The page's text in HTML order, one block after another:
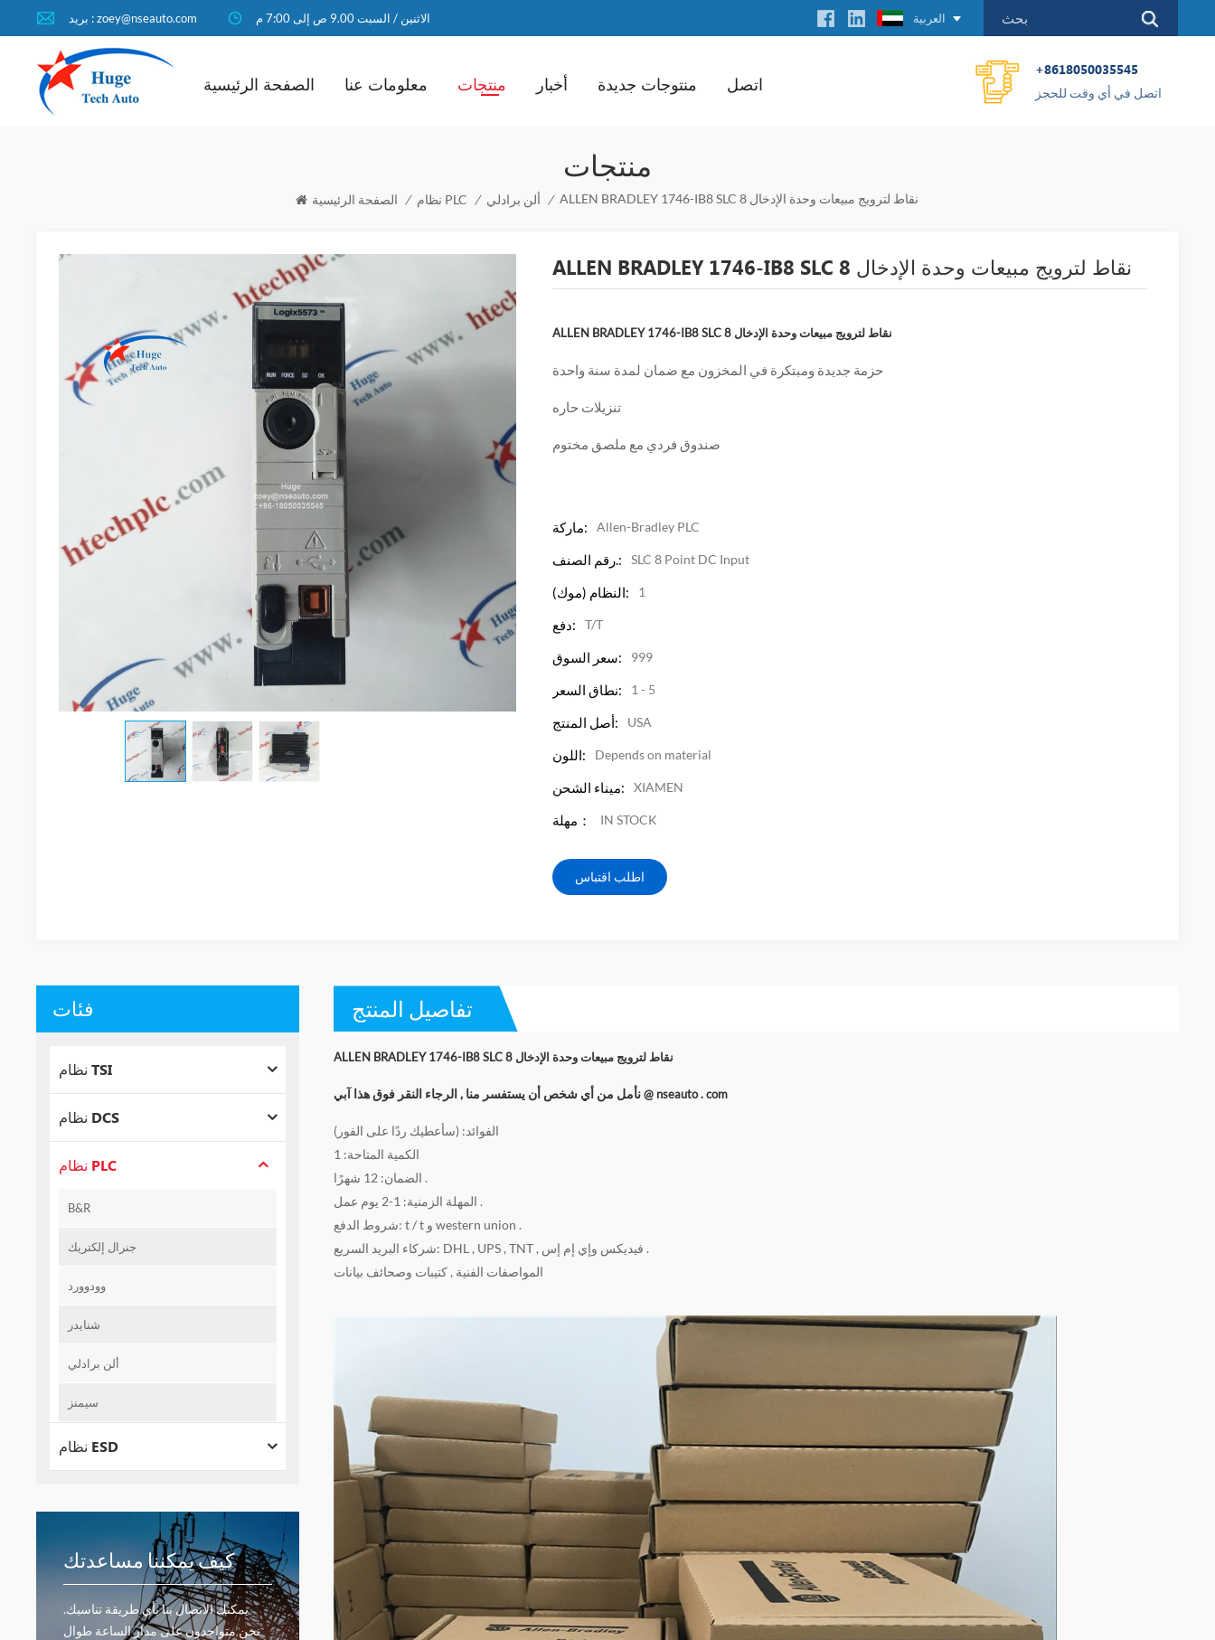
بريد : zoey@nseauto.com الاثنين / السبت 9.00 ص إلى 7:00 م العربية
الصفحة الرئيسية معلومات عنا منتجات أخبار منتوجات جديدة اتصل
+8618050035545
اتصل في أي وقت للحجز
منتجات
الصفحة الرئيسية / نظام PLC / ألن برادلي / ALLEN BRADLEY 1746-IB8 SLC 8 نقاط لترويج مبيعات وحدة الإدخال
ALLEN BRADLEY 1746-IB8 SLC 8 نقاط لترويج مبيعات وحدة الإدخال
ALLEN BRADLEY 1746-IB8 SLC 8 نقاط لترويج مبيعات وحدة الإدخال
حزمة جديدة ومبتكرة في المخزون مع ضمان لمدة سنة واحدة
تنزيلات حاره
صندوق فردي مع ملصق مختوم
ماركة: Allen-Bradley PLC
رقم الصنف.: SLC 8 Point DC Input
النظام (موك): 1
دفع: T/T
سعر السوق: 999
نطاق السعر: 1 - 5
أصل المنتج: USA
اللون: Depends on material
ميناء الشحن: XIAMEN
مهلة： IN STOCK
اطلب اقتباس
تفاصيل المنتج
ALLEN BRADLEY 1746-IB8 SLC 8 نقاط لترويج مبيعات وحدة الإدخال
نأمل من أي شخص أن يستفسر منا , الرجاء النقر فوق هذاآبي @ nseauto . com
الفوائد: (سأعطيك ردًا على الفور)
الكمية المتاحة: 1
الضمان: 12 شهرًا .
المهلة الزمنية: 1-2 يوم عمل .
شروط الدفع: t / t و western union .
شركاء البريد السريع: DHL , UPS , TNT , فيديكس وإي إم إس .
المواصفات الفنية , كتيبات وصحائف بيانات
فئات
نظام TSI
نظام DCS
نظام PLC
B&R
جنرال إلكتريك
وودوورد
شنايدر
ألن برادلي
سيمنز
نظام ESD
كيف يمكننا مساعدتك
يمكنك الاتصال بنا بأي طريقة تناسبك.
نحن متواجدون على مدار الساعة طوال